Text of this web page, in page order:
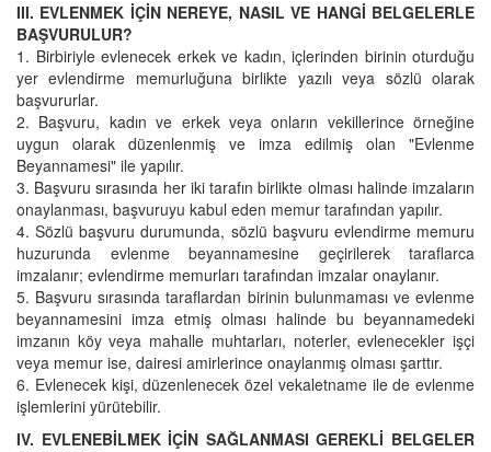
III. EVLENMEK İÇİN NEREYE, NASIL VE HANGİ BELGELERLE
BAŞVURULUR?
1. Birbiriyle evlenecek erkek ve kadın, içlerinden birinin oturduğu
yer evlendirme memurluğuna birlikte yazılı veya sözlü olarak
başvururlar.
2. Başvuru, kadın ve erkek veya onların vekillerince örneğine
uygun olarak düzenlenmiş ve imza edilmiş olan "Evlenme
Beyannamesi" ile yapılır.
3. Başvuru sırasında her iki tarafın birlikte olması halinde imzaların
onaylanması, başvuruyu kabul eden memur tarafından yapılır.
4. Sözlü başvuru durumunda, sözlü başvuru evlendirme memuru
huzurunda evlenme beyannamesine geçirilerek taraflarca
imzalanır; evlendirme memurları tarafından imzalar onaylanır.
5. Başvuru sırasında taraflardan birinin bulunmaması ve evlenme
beyannamesini imza etmiş olması halinde bu beyannamedeki
imzanın köy veya mahalle muhtarları, noterler, evlenecekler işçi
veya memur ise, dairesi amirlerince onaylanmış olması şarttır.
6. Evlenecek kişi, düzenlenecek özel vekaletname ile de evlenme
işlemlerini yürütebilir.
IV. EVLENEBİLMEK İÇİN SAĞLANMASI GEREKLİ BELGELER